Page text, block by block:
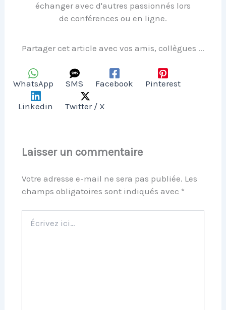
échanger avec d'autres passionnés lors
de conférences ou en ligne.
Partager cet article avec vos amis, collègues ...
WhatsApp SMS Facebook Pinterest
Linkedin Twitter / X
Laisser un commentaire
Votre adresse e-mail ne sera pas publiée. Les
champs obligatoires sont indiqués avec *
ici…